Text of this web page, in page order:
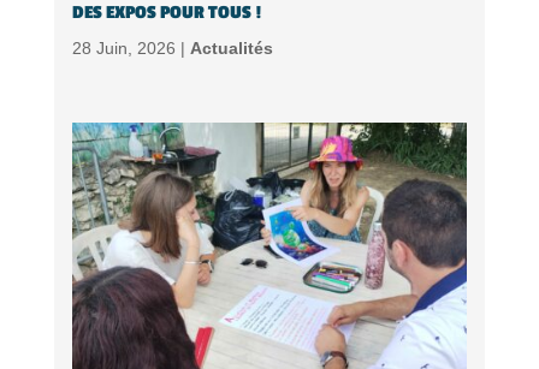
DES EXPOS POUR TOUS !
28 Juin, 2026 | Actualités